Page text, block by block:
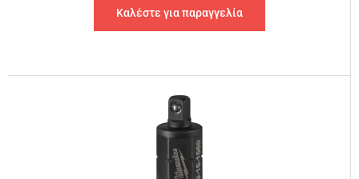
Καλέστε για παραγγελία